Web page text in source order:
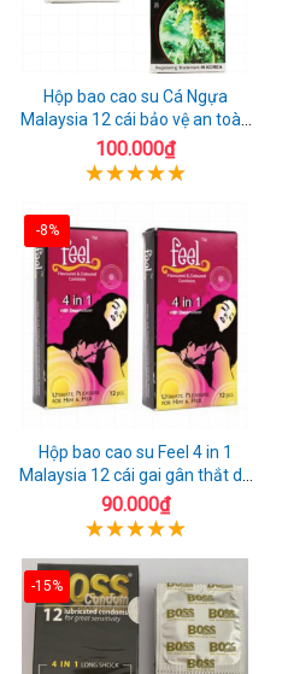
Hộp bao cao su Cá Ngựa
Malaysia 12 cái bảo vệ an toàn
tuyệt đối
100.000₫
-8%
Hộp bao cao su Feel 4 in 1
Malaysia 12 cái gai gân thắt dễ
sử dụng
90.000₫
-15%